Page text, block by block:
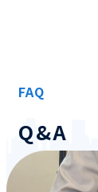
FAQ
Q&A